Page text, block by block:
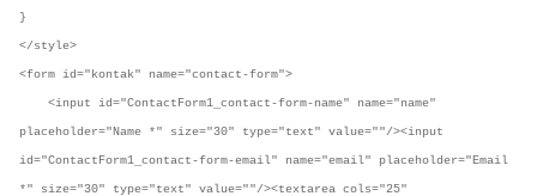
}
</style>
<form id="kontak" name="contact-form">
<input id="ContactForm1_contact-form-name" name="name"
placeholder="Name *" size="30" type="text" value=""/><input
id="ContactForm1_contact-form-email" name="email" placeholder="Email
*" size="30" type="text" value=""/><textarea cols="25"